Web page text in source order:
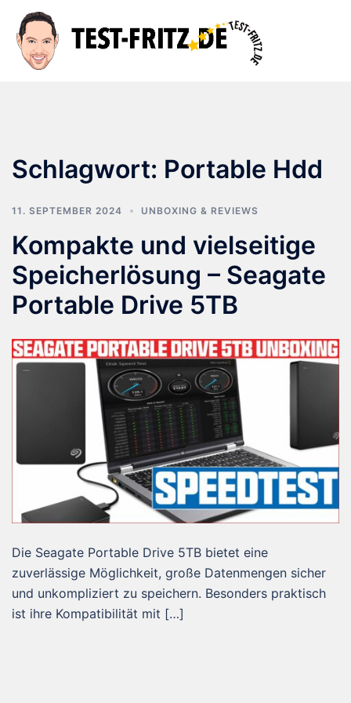
Inhalt
springen
Schlagwort: Portable Hdd
11. SEPTEMBER 2024 UNBOXING & REVIEWS
Kompakte und vielseitige
Speicherlösung – Seagate
Portable Drive 5TB
Die Seagate Portable Drive 5TB bietet eine
zuverlässige Möglichkeit, große Datenmengen sicher
und unkompliziert zu speichern. Besonders praktisch
ist ihre Kompatibilität mit […]